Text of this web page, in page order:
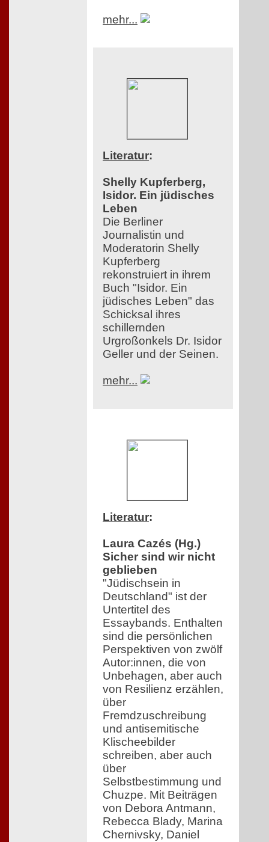
mehr...
Literatur:
Shelly Kupferberg,
Isidor. Ein jüdisches
Leben
Die Berliner
Journalistin und
Moderatorin Shelly
Kupferberg
rekonstruiert in ihrem
Buch "Isidor. Ein
jüdisches Leben" das
Schicksal ihres
schillernden
Urgroßonkels Dr. Isidor
Geller und der Seinen.
mehr...
Literatur:
Laura Cazés (Hg.)
Sicher sind wir nicht
geblieben
"Jüdischsein in
Deutschland" ist der
Untertitel des
Essaybands. Enthalten
sind die persönlichen
Perspektiven von zwölf
Autor:innen, die von
Unbehagen, aber auch
von Resilienz erzählen,
über
Fremdzuschreibung
und antisemitische
Klischeebilder
schreiben, aber auch
über
Selbstbestimmung und
Chuzpe. Mit Beiträgen
von Debora Antmann,
Rebecca Blady, Marina
Chernivsky, Daniel